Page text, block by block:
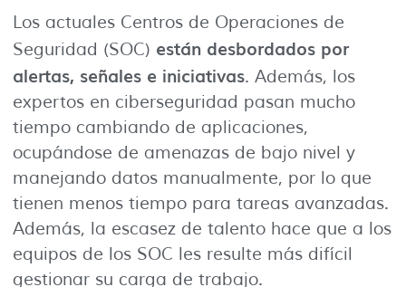
Los actuales Centros de Operaciones de
Seguridad (SOC) están desbordados por
alertas, señales e iniciativas. Además, los
expertos en ciberseguridad pasan mucho
tiempo cambiando de aplicaciones,
ocupándose de amenazas de bajo nivel y
manejando datos manualmente, por lo que
tienen menos tiempo para tareas avanzadas.
Además, la escasez de talento hace que a los
equipos de los SOC les resulte más difícil
gestionar su carga de trabajo.